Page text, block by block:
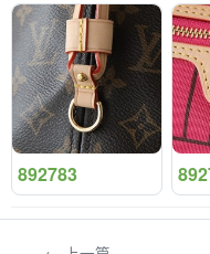
892783